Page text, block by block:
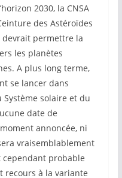
2030, la CNSA
des Astéroïdes
permettre la
les planètes
A plus long terme,
se lancer dans
solaire et du
date de
annoncée, ni
vraisemblablement
cependant probable
recours à la variante